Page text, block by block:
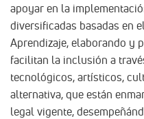
apoyar en la
diversificadas basadas en
Aprendizaje, elaborando y
facilitan la inclusión a
tecnológicos, artísticos,
alternativa, que están
legal vigente,